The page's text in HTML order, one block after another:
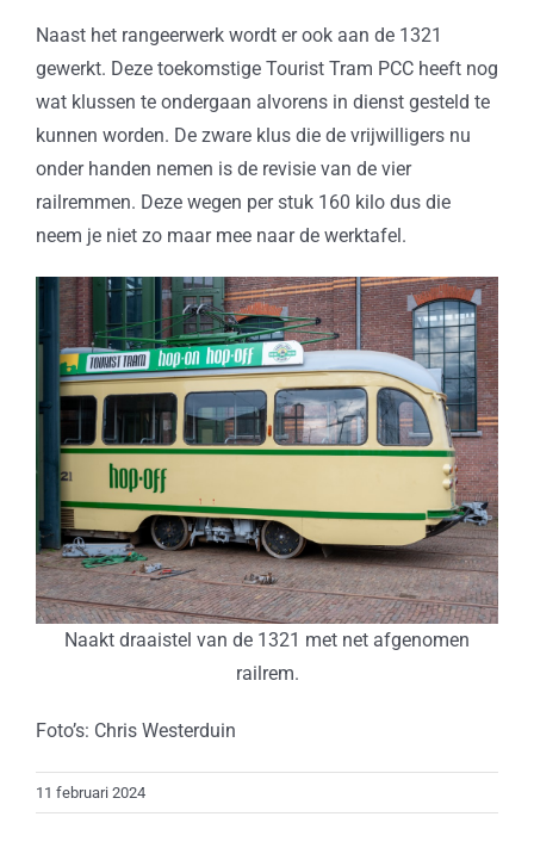
Naast het rangeerwerk wordt er ook aan de 1321
gewerkt. Deze toekomstige Tourist Tram PCC heeft nog
wat klussen te ondergaan alvorens in dienst gesteld te
kunnen worden. De zware klus die de vrijwilligers nu
onder handen nemen is de revisie van de vier
railremmen. Deze wegen per stuk 160 kilo dus die
neem je niet zo maar mee naar de werktafel.
Naakt draaistel van de 1321 met net afgenomen
railrem.
Foto’s: Chris Westerduin
11 februari 2024